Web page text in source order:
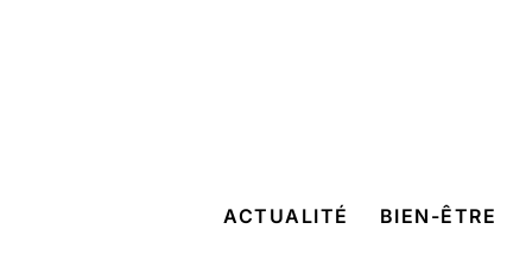
ACTUALITÉ BIEN-ÊTRE